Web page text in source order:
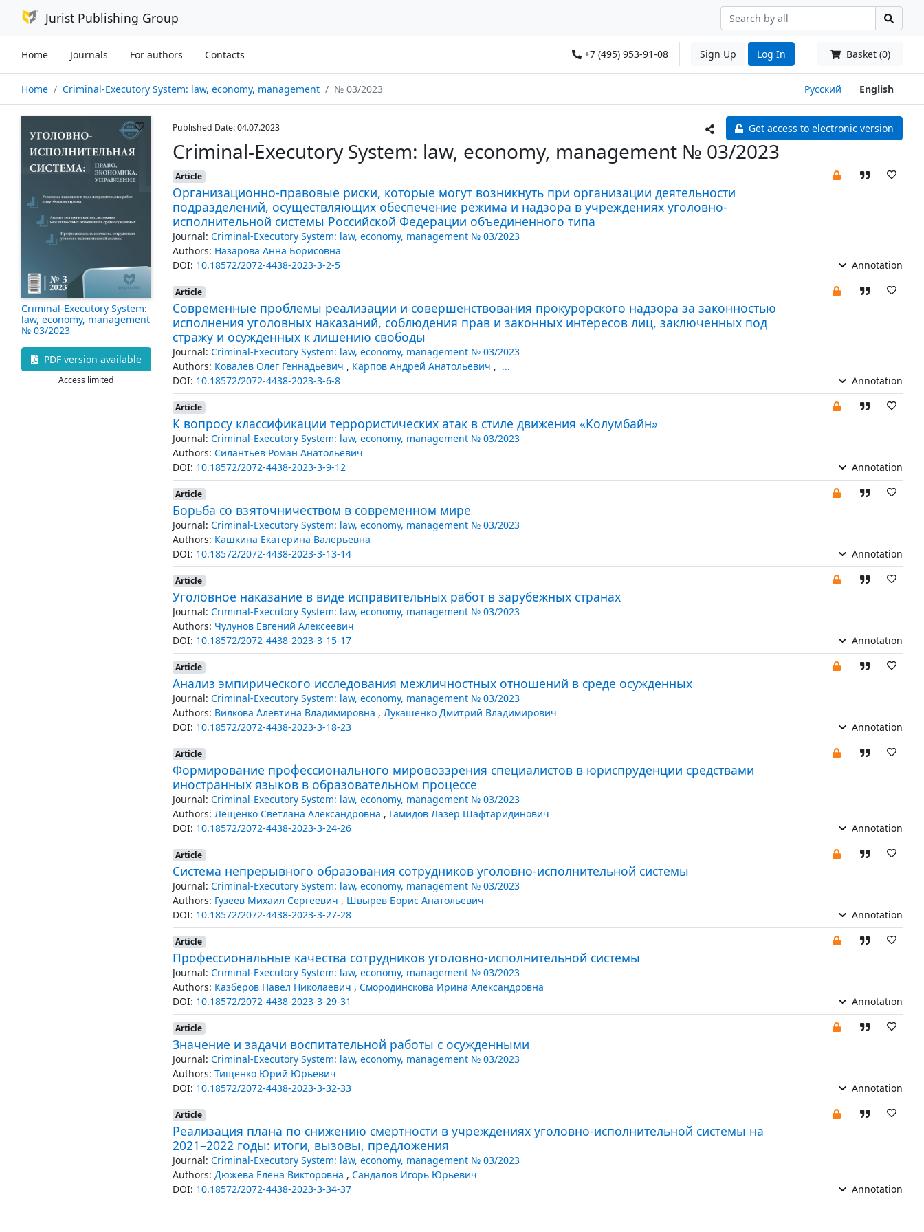
Jurist Publishing Group
Home Journals For authors Contacts +7 (495) 953-91-08 Sign Up Log In Basket (0)
Home Criminal-Executory System: law, economy, management № 03/2023 Русский English
Criminal-Executory System:
law, economy, management
№ 03/2023
PDF version available
Access limited
Published Date: 04.07.2023 Get access to electronic version
Criminal-Executory System: law, economy, management № 03/2023
Article
Организационно-правовые риски, которые могут возникнуть при организации деятельности
подразделений, осуществляющих обеспечение режима и надзора в учреждениях уголовно-
исполнительной системы Российской Федерации объединенного типа
Journal: Criminal-Executory System: law, economy, management № 03/2023
Authors: Назарова Анна Борисовна
DOI: 10.18572/2072-4438-2023-3-2-5 Annotation
Article
Современные проблемы реализации и совершенствования прокурорского надзора за законностью
исполнения уголовных наказаний, соблюдения прав и законных интересов лиц, заключенных под
стражу и осужденных к лишению свободы
Journal: Criminal-Executory System: law, economy, management № 03/2023
Authors: Ковалев Олег Геннадьевич , Карпов Андрей Анатольевич , ...
DOI: 10.18572/2072-4438-2023-3-6-8 Annotation
Article
К вопросу классификации террористических атак в стиле движения «Колумбайн»
Journal: Criminal-Executory System: law, economy, management № 03/2023
Authors: Силантьев Роман Анатольевич
DOI: 10.18572/2072-4438-2023-3-9-12 Annotation
Article
Борьба со взяточничеством в современном мире
Journal: Criminal-Executory System: law, economy, management № 03/2023
Authors: Кашкина Екатерина Валерьевна
DOI: 10.18572/2072-4438-2023-3-13-14 Annotation
Article
Уголовное наказание в виде исправительных работ в зарубежных странах
Journal: Criminal-Executory System: law, economy, management № 03/2023
Authors: Чулунов Евгений Алексеевич
DOI: 10.18572/2072-4438-2023-3-15-17 Annotation
Article
Анализ эмпирического исследования межличностных отношений в среде осужденных
Journal: Criminal-Executory System: law, economy, management № 03/2023
Authors: Вилкова Алевтина Владимировна , Лукашенко Дмитрий Владимирович
DOI: 10.18572/2072-4438-2023-3-18-23 Annotation
Article
Формирование профессионального мировоззрения специалистов в юриспруденции средствами
иностранных языков в образовательном процессе
Journal: Criminal-Executory System: law, economy, management № 03/2023
Authors: Лещенко Светлана Александровна , Гамидов Лазер Шафтаридинович
DOI: 10.18572/2072-4438-2023-3-24-26 Annotation
Article
Система непрерывного образования сотрудников уголовно-исполнительной системы
Journal: Criminal-Executory System: law, economy, management № 03/2023
Authors: Гузеев Михаил Сергеевич , Швырев Борис Анатольевич
DOI: 10.18572/2072-4438-2023-3-27-28 Annotation
Article
Профессиональные качества сотрудников уголовно-исполнительной системы
Journal: Criminal-Executory System: law, economy, management № 03/2023
Authors: Казберов Павел Николаевич , Смородинскова Ирина Александровна
DOI: 10.18572/2072-4438-2023-3-29-31 Annotation
Article
Значение и задачи воспитательной работы с осужденными
Journal: Criminal-Executory System: law, economy, management № 03/2023
Authors: Тищенко Юрий Юрьевич
DOI: 10.18572/2072-4438-2023-3-32-33 Annotation
Article
Реализация плана по снижению смертности в учреждениях уголовно-исполнительной системы на
2021–2022 годы: итоги, вызовы, предложения
Journal: Criminal-Executory System: law, economy, management № 03/2023
Authors: Дюжева Елена Викторовна , Сандалов Игорь Юрьевич
DOI: 10.18572/2072-4438-2023-3-34-37 Annotation